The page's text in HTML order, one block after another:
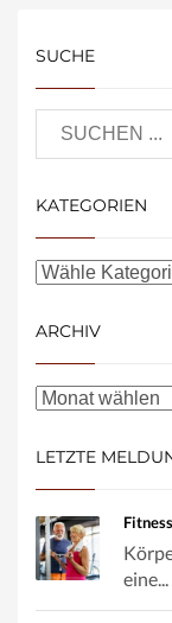
SUCHE
KATEGORIEN
ARCHIV
LETZTE
eine...